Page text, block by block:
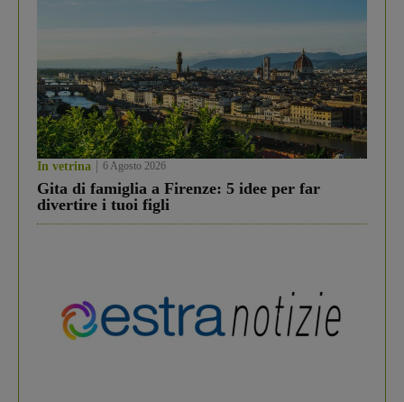
In vetrina 6 Agosto 2026
Gita di famiglia a Firenze: 5 idee per far
divertire i tuoi figli